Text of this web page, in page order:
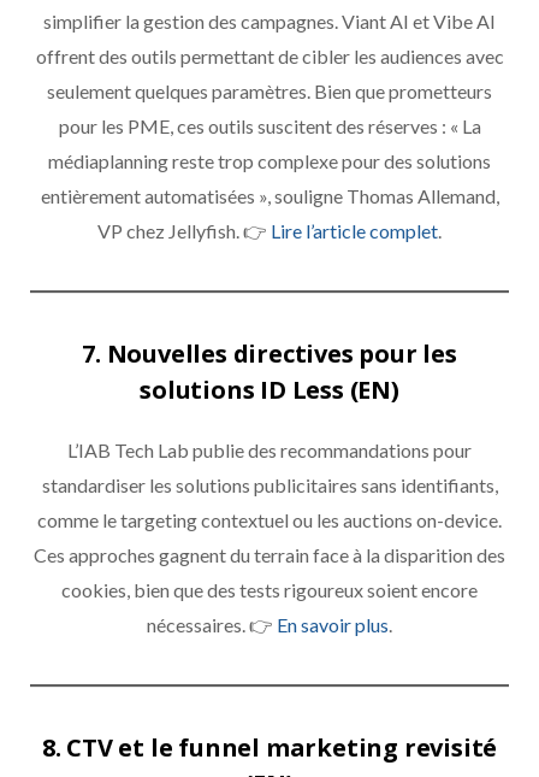
simplifier la gestion des campagnes. Viant AI et Vibe AI
offrent des outils permettant de cibler les audiences avec
seulement quelques paramètres. Bien que prometteurs
pour les PME, ces outils suscitent des réserves : « La
médiaplanning reste trop complexe pour des solutions
entièrement automatisées », souligne Thomas Allemand,
VP chez Jellyfish. 👉 Lire l’article complet.
7. Nouvelles directives pour les
solutions ID Less (EN)
L’IAB Tech Lab publie des recommandations pour
standardiser les solutions publicitaires sans identifiants,
comme le targeting contextuel ou les auctions on-device.
Ces approches gagnent du terrain face à la disparition des
cookies, bien que des tests rigoureux soient encore
nécessaires. 👉 En savoir plus.
8. CTV et le funnel marketing revisité